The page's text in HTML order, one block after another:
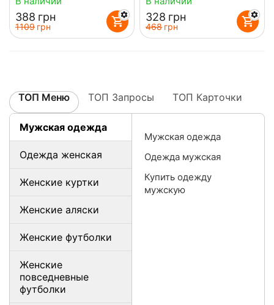
‍388‍ грн
‍1109‍ грн
‍328‍ грн
‍468‍ грн
ТОП Меню ТОП Запросы ТОП Карточки
Мужская одежда
Одежда женская
Женские куртки
Женские аляски
Женские футболки
Женские
повседневные
футболки
Мужская одежда
Одежда мужская
Купить одежду
мужскую